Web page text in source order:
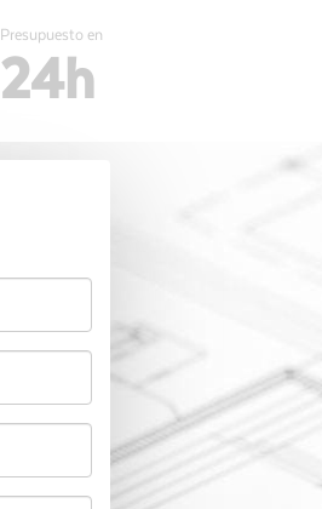
Presupuesto en
24h